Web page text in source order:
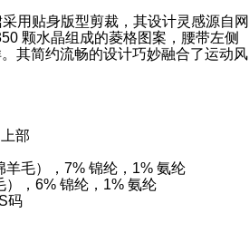
用贴身版型剪裁，其设计灵感源自网
颗水晶组成的菱格图案，腰带左侧
。其简约流畅的设计巧妙融合了运动风
部
羊毛），7% 锦纶，1% 氨纶
），6% 锦纶，1% 氨纶
码